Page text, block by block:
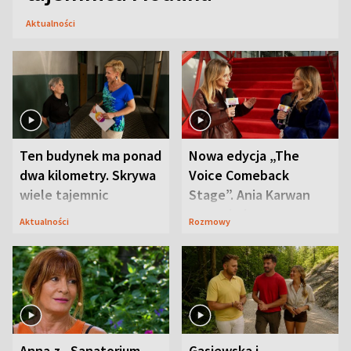
Aktualności
Ten budynek ma ponad
dwa kilometry. Skrywa
wiele tajemnic
Aktualności
Nowa edycja „The
Voice Comeback
Stage”. Ania Karwan
zapowiada
Rozmowy